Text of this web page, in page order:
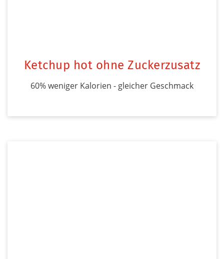
Ketchup hot ohne Zuckerzusatz
60% weniger Kalorien - gleicher Geschmack